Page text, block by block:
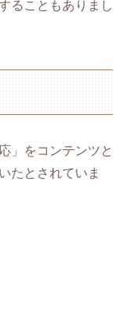
ることもありまし
」をコンテンツと
たとされていま